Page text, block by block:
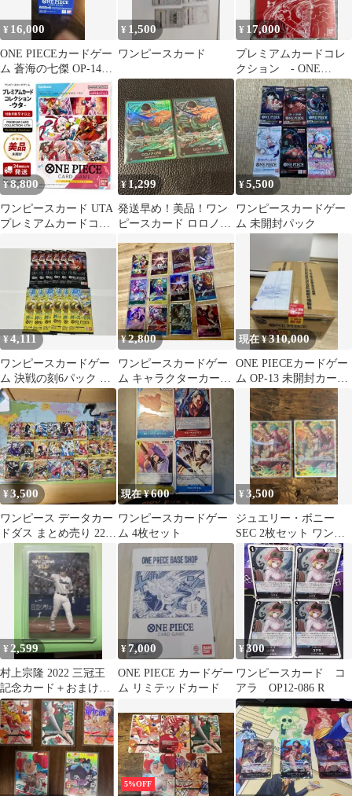
¥ 16,000
ONE PIECEカードゲー
ム 蒼海の七傑 OP-14
BOX
¥ 1,500
ワンピースカード
¥ 17,000
プレミアムカードコレ
クション - ONE
PIECE FILM RED -
¥8,800
ワンピースカード UTA
プレミアムカードコレ
¥1,299
発送早め！美品！ワン
ピースカード ロロノ
セット
¥5,500
ワンピースカードゲー
ム 未開封パック
¥4,111
ワンピースカードゲー
ム 決戦の刻6パック 神
の島の冒険6パック バ
ラ
¥2,800
ワンピースカードゲー
ム キャラクターカード
まとめ売り
現在 ¥310,000
ONE PIECEカードゲー
ム OP-13 未開封カート
¥3,500
ワンピース データカー
ドダス まとめ売り 22枚
セット
現在 ¥600
ワンピースカードゲー
ム 4枚セット
¥3,500
ジュエリー・ボニー
SEC 2枚セット ワンピ
ースカード
¥2,599
村上宗隆 2022 三冠王
記念カード＋おまけつ
き！
¥7,000
ONE PIECE カードゲー
ム リミテッドカード
¥300
ワンピースカード コ
アラ OP12-086 R
5%OFF